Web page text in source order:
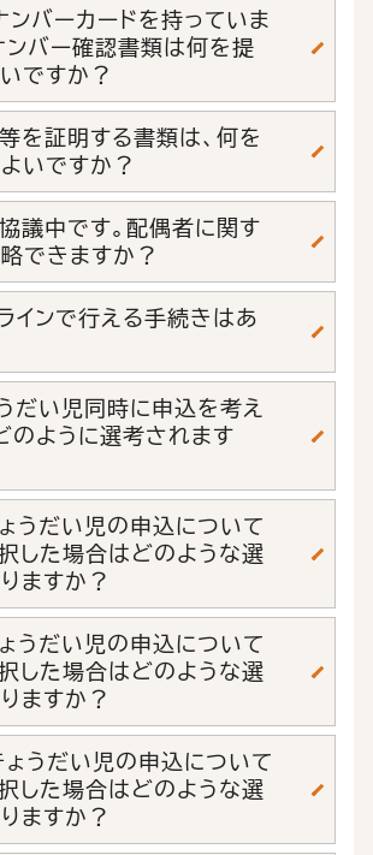
バーカードを持っていま
ンバー確認書類は何を提
ですか？
を証明する書類は、何を
いですか？
議中です。配偶者に関す
できますか？
インで行える手続きはあ
だい児同時に申込を考え
のように選考されます
うだい児の申込について
した場合はどのような選
ますか？
うだい児の申込について
した場合はどのような選
ますか？
うだい児の申込について
した場合はどのような選
ますか？